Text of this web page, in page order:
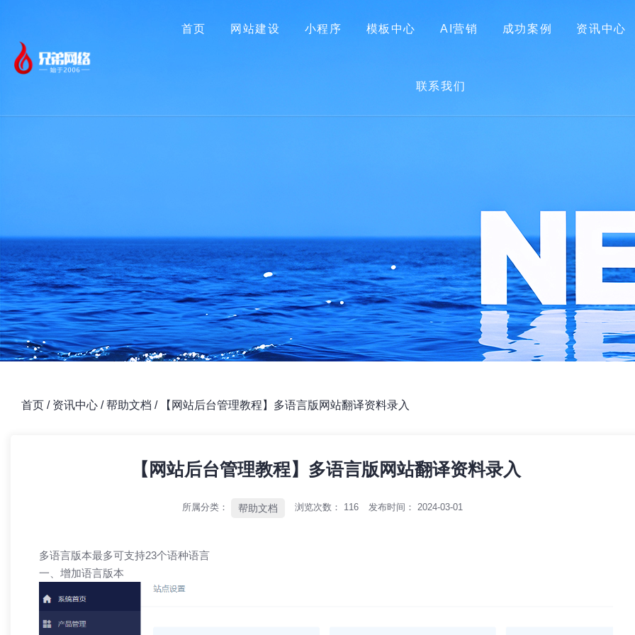
首页 网站建设 小程序 模板中心 AI营销 成功案例 资讯中心
联系我们
首页 关于我们 网站建设 小程序 模板中心
首页 / 资讯中心 /帮助文档 / 【网站后台管理教程】多语言版网站翻译资料录入
【网站后台管理教程】多语言版网站翻译资料录入
所属分类： 帮助文档 浏览次数： 116 发布时间： 2024-03-01
多语言版本最多可支持23个语种语言
一、增加语言版本